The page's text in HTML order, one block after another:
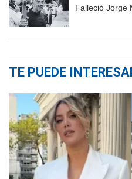
Falleció Jorge
TE PUEDE